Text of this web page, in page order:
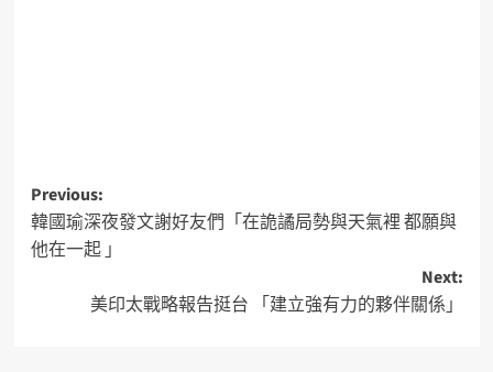
Previous:
韓國瑜深夜發文謝好友們「在詭譎局勢與天氣裡 都願與
他在一起 」
Next:
美印太戰略報告挺台 「建立強有力的夥伴關係」